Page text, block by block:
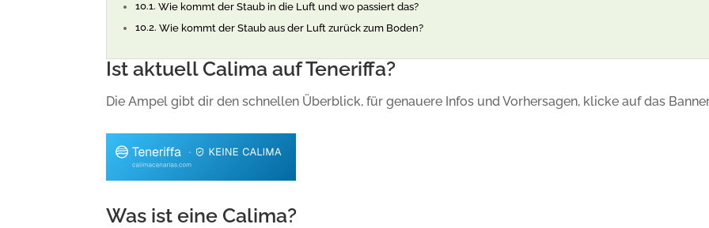
Wie kommt der Staub in die Luft und wo passiert das?
Wie kommt der Staub aus der Luft zurück zum Boden?
Ist aktuell Calima auf Teneriffa?
Die Ampel gibt dir den schnellen Überblick, für genauere Infos und Vorhersagen, klicke auf das
Was ist eine Calima?